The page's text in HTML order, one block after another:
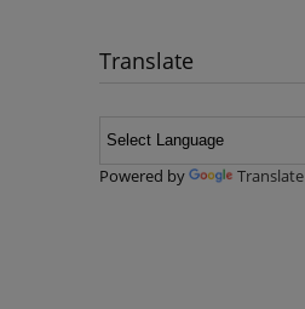
Translate
Powered by Translate